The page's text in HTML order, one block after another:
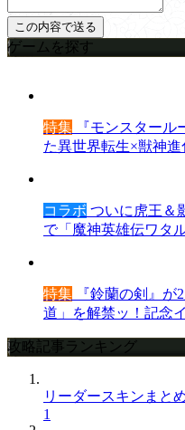
ゲームを探す
特集 『モンスタール
た異世界転生×獣神進
コラボ ついに虎王＆
で「魔神英雄伝ワタ
特集 『鈴蘭の剣』が
道」を解禁ッ！記念
攻略記事ランキング
リーダースキンまと
1